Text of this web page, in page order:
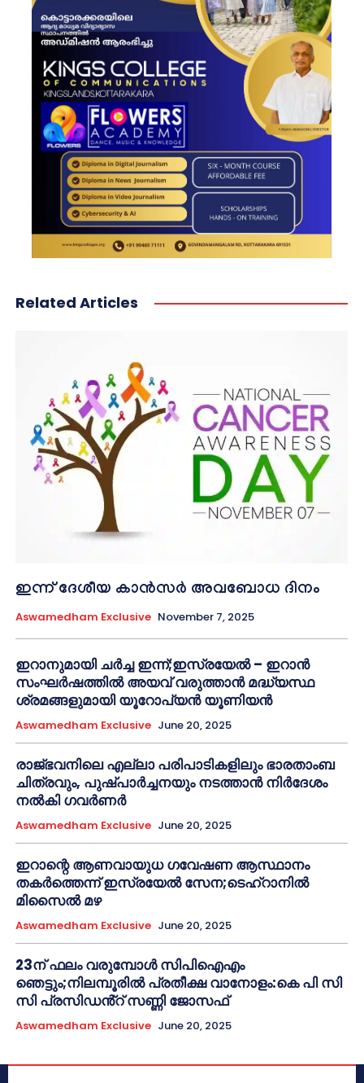
Related Articles
ഇന്ന് ദേശീയ കാൻസർ അവബോധ ദിനം
Aswamedham Exclusive November 7, 2025
ഇറാനുമായി ചർച്ച ഇന്ന്;ഇസ്രയേൽ – ഇറാൻ
സംഘർഷത്തിൽ അയവ് വരുത്താൻ മദ്ധ്യസ്ഥ
ശ്രമങ്ങളുമായി യൂറോപ്യൻ യൂണിയൻ
Aswamedham Exclusive June 20, 2025
രാജ്ഭവനിലെ എല്ലാ പരിപാടികളിലും ഭാരതാംബ
ചിത്രവും, പുഷ്പാർച്ചനയും നടത്താൻ നിർദേശം
നൽകി ഗവർണർ
Aswamedham Exclusive June 20, 2025
ഇറാന്റെ ആണവായുധ ഗവേഷണ ആസ്ഥാനം
തകർത്തെന്ന് ഇസ്രയേൽ സേന;ടെഹ്റാനിൽ
മിസൈൽ മഴ
Aswamedham Exclusive June 20, 2025
23ന് ഫലം വരുമ്പോൾ സിപിഐഎം
ഞെട്ടും;നിലമ്പൂരിൽ പ്രതീക്ഷ വാനോളം:കെ പി സി
സി പ്രസിഡൻ്റ് സണ്ണി ജോസഫ്
Aswamedham Exclusive June 20, 2025